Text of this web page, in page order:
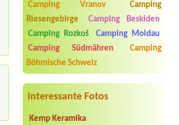
Termin ab 2026-07-20 |
Kemp
Popelíky
Dvoulůžkova chatka
Termin ab 2026-07-31 |Tábořiště
Pískáč Postřelmov
3 místa pro stany 6x osoba
Termin ab 2026-08-08 |Molo Nová
Rabyně
1 stan, dospělí a dite
Camping Vranov
Camping
Riesengebirge
Camping Beskiden
Camping Rozkoš
Camping Moldau
Camping Südmähren
Camping
Böhmische Schweiz
Interessante Fotos
Kemp Keramika